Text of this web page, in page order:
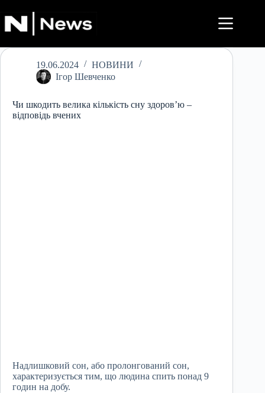
до
вмісту
19.06.2024
НОВИНИ
Ігор Шевченко
Чи шкодить велика кількість сну здоров’ю –
відповідь вчених
Надлишковий сон, або пролонгований сон,
характеризується тим, що людина спить понад 9
годин на добу.